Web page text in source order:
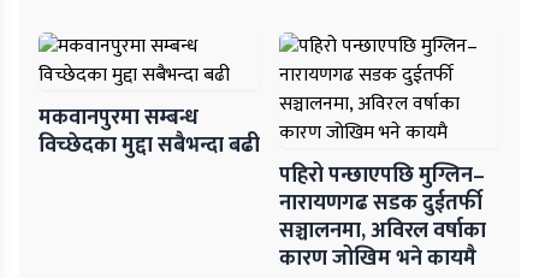
मकवानपुरमा सम्बन्ध
विच्छेदका मुद्दा सबैभन्दा बढी
पहिरो पन्छाएपछि मुग्लिन–
नारायणगढ सडक दुईतर्फी
सञ्चालनमा, अविरल वर्षाका
कारण जोखिम भने कायमै